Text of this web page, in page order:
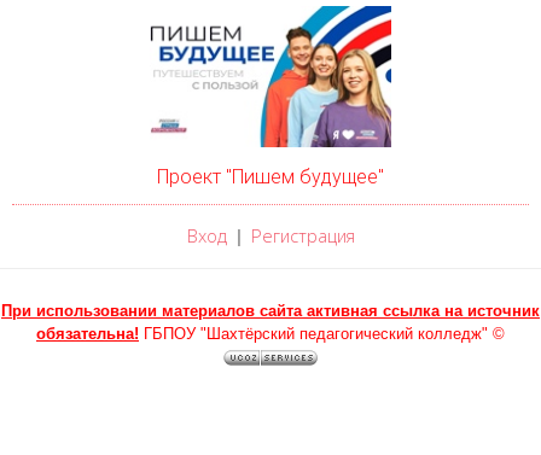
Проект "Пишем будущее"
Вход| Регистрация
При использовании материалов сайта активная ссылка на источник
обязательна! ГБПОУ "Шахтёрский педагогический колледж" ©